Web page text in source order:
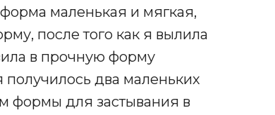
маленькая и мягкая,
после того как я вылила
в прочную форму
два маленьких
формы для застывания в